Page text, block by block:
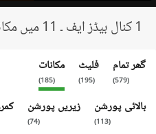
1 کنال بیڈز ایف ۔ 11 میں مکانات کرایہ پر دستیاب
گھر تمام
(
579
)
فلیٹ
(
195
)
مکانات
(
185
)
بالائی پورشن
(
113
)
زیریں پورشن
(
74
)